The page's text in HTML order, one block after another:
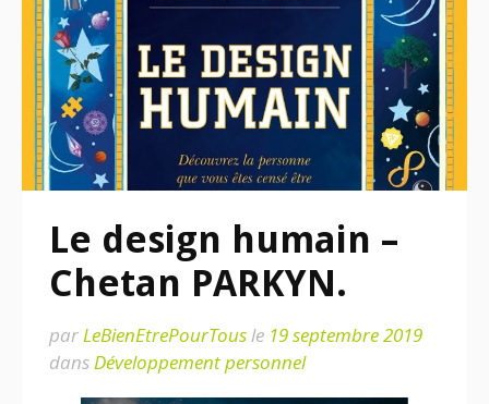
Le design humain –
Chetan PARKYN.
parLeBienEtrePourTousle 19 septembre 2019
dansDéveloppement personnel